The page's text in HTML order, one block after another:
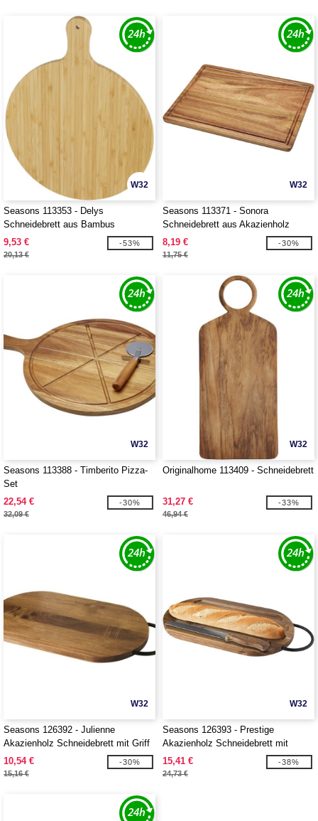
W32
Seasons 113353 - Delys
Schneidebrett aus Bambus
9,53 €
20,13 €
-53%
W32
Seasons 113371 - Sonora
Schneidebrett aus Akazienholz
8,19 €
11,75 €
-30%
W32
Seasons 113388 - Timberito Pizza-
Set
22,54 €
32,09 €
-30%
W32
Originalhome 113409 - Schneidebrett
31,27 €
46,94 €
-33%
W32
Seasons 126392 - Julienne
Akazienholz Schneidebrett mit Griff
10,54 €
15,16 €
-30%
W32
Seasons 126393 - Prestige
Akazienholz Schneidebrett mit
Brotmesser
15,41 €
24,73 €
-38%